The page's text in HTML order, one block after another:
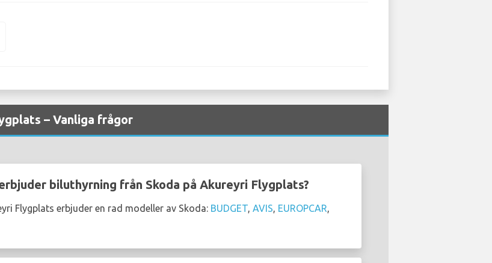
– Vanliga frågor
biluthyrning från Skoda på Akureyri Flygplats?
Flygplats erbjuder en rad modeller av Skoda: BUDGET, AVIS, EUROPCAR,